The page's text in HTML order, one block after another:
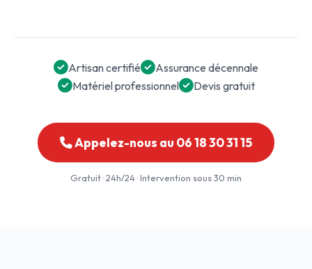
Artisan certifié
Assurance décennale
Matériel professionnel
Devis gratuit
Appelez-nous au 06 18 30 31 15
Gratuit · 24h/24 · Intervention sous 30 min